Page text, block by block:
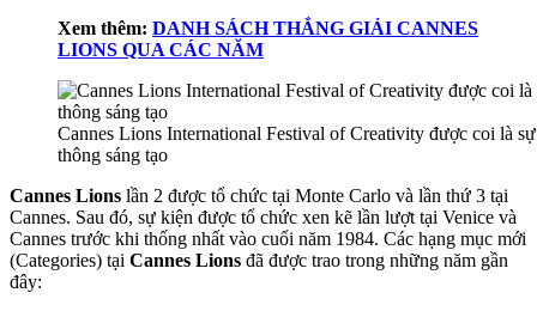
Xem thêm: DANH SÁCH THẮNG GIẢI CANNES
LIONS QUA CÁC NĂM
Cannes Lions International Festival of Creativity được coi là
thông sáng tạo
Cannes Lions lần 2 được tổ chức tại Monte Carlo và lần thứ 3 tại
Cannes. Sau đó, sự kiện được tổ chức xen kẽ lần lượt tại Venice và
Cannes trước khi thống nhất vào cuối năm 1984. Các hạng mục mới
(Categories) tại Cannes Lions đã được trao trong những năm gần
đây: